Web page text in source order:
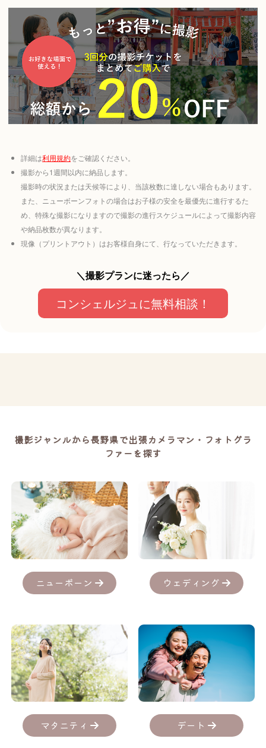
詳細は利用規約をご確認ください。
撮影から1週間以内に納品します。
撮影時の状況または天候等により、当該枚数に達しない場合もあります。
また、ニューボーンフォトの場合はお子様の安全を最優先に進行するた
め、特殊な撮影になりますので撮影の進行スケジュールによって撮影内容
や納品枚数が異なります。
現像（プリントアウト）はお客様自身にて、行なっていただきます。
＼撮影プランに迷ったら／
コンシェルジュに無料相談！
撮影ジャンルから長野県で出張カメラマン・フォトグラ
ファーを探す
ニューボーン ウェディング
マタニティ デート